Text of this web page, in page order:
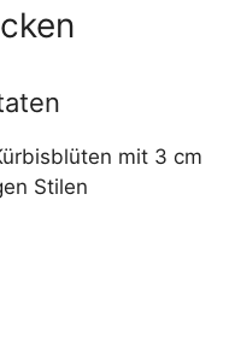
mit 3 cm
Stilen